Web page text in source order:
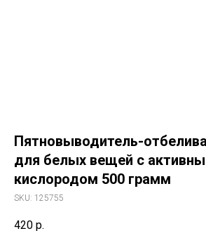
Пятновыводитель-
для белых вещей с
кислородом 500 грамм
SKU: 125755
420 р.